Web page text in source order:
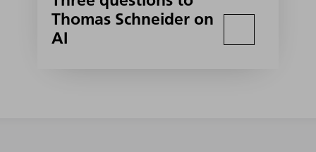
Thomas Schneider on
AI